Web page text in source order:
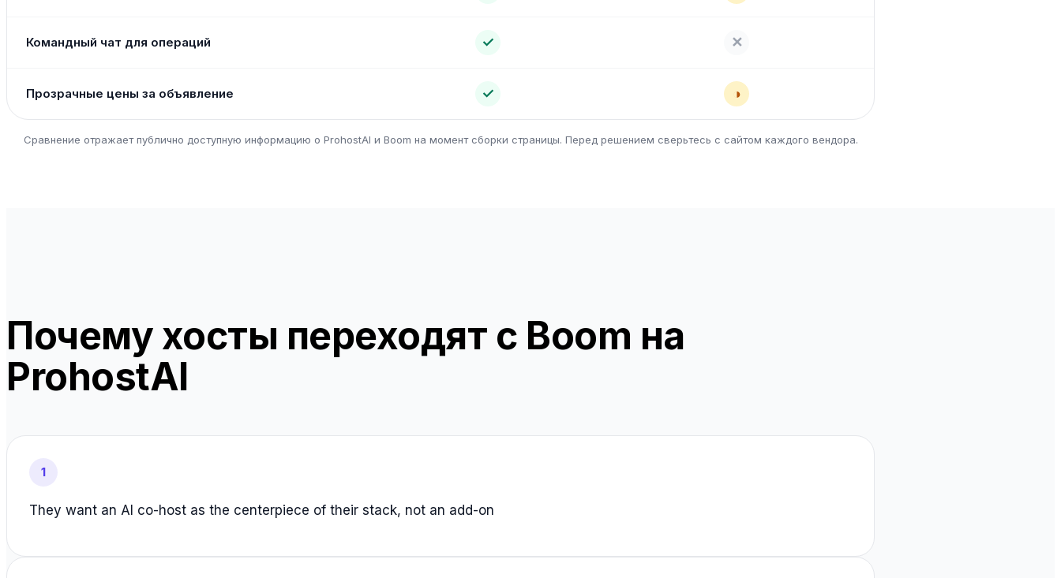
Командный чат для операций ✓ ✕
Прозрачные цены за объявление ✓ ◑
Сравнение отражает публично доступную информацию о ProhostAI и Boom на момент сборки страницы. Перед решением сверьтесь с сайтом каждого вендора.
Почему хосты переходят с Boom на
ProhostAI
1
They want an AI co-host as the centerpiece of their stack, not an add-on